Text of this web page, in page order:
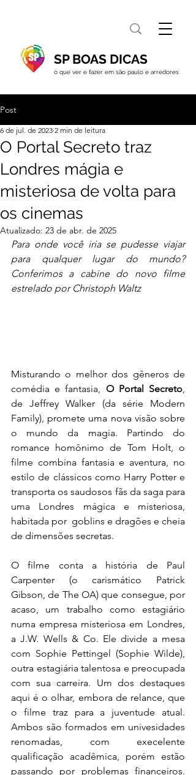
SP BOAS DICAS
o que ver e fazer em são paulo e arredores
Post
O Portal Secreto traz
Londres mágia e
misteriosa de volta para
os cinemas
6 de jul. de 2023 2 min de leitura
Atualizado: 23 de abr. de 2025
Para onde você iria se pudesse viajar
para qualquer lugar do mundo?
Conferimos a cabine do novo filme
estrelado por Christoph Waltz
Misturando o melhor dos gêneros de
comédia e fantasia, O Portal Secreto,
de Jeffrey Walker (da série Modern
Family), promete uma nova visão sobre
o mundo da magia. Partindo do
romance homônimo de Tom Holt, o
filme combina fantasia e aventura, no
estilo de clássicos como Harry Potter e
transporta os saudosos fãs da saga para
uma Londres mágica e misteriosa,
habitada por  goblins e dragões e cheia
de dimensões secretas.
O filme conta a história de Paul
Carpenter (o carismático Patrick
Gibson, de The OA) que consegue, por
acaso, um trabalho como estagiário
numa empresa misteriosa em Londres,
a J.W. Wells & Co. Ele divide a mesa
com Sophie Pettingel (Sophie Wilde),
outra estagiária talentosa e preocupada
com sua carreira. Um dos destaques
aqui é o olhar, embora de relance, que
o filme traz para a juventude atual.
Ambos são formados em univesidades
renomadas, com execelente
qualificação acadêmica, porém estão
passando por problemas financeiros.